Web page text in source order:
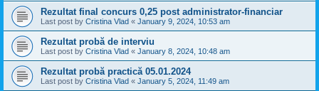
Rezultat final concurs 0,25 post administrator-financiar
Last post by Cristina Vlad « January 9, 2024, 10:53 am
Rezultat probă de interviu
Last post by Cristina Vlad « January 8, 2024, 10:48 am
Rezultat probă practică 05.01.2024
Last post by Cristina Vlad « January 5, 2024, 11:49 am